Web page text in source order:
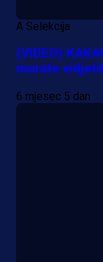
A Selekcija
(VIDEO)
morate vidjeti!
6 mjesec 5 dan